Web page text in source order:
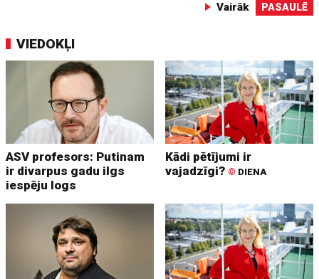
Vairāk PASAULĒ
VIEDOKĻI
ASV profesors: Putinam
ir divarpus gadu ilgs
iespēju logs
Kādi pētījumi ir
vajadzīgi? © DIENA